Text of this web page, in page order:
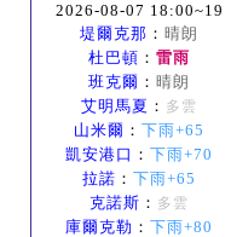
2026-08-07 18:00~19
堤爾克那 ： 晴朗
杜巴頓 ： 雷雨
班克爾 ： 晴朗
艾明馬夏 ： 多雲
山米爾 ： 下雨+65
凱安港口 ： 下雨+70
拉諾 ： 下雨+65
克諾斯 ： 多雲
庫爾克勒 ： 下雨+80